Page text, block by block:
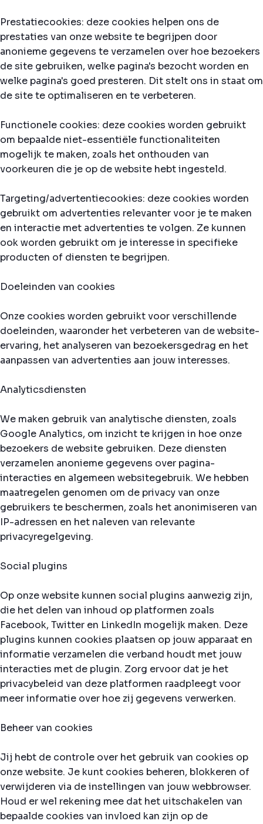
Prestatiecookies: deze cookies helpen ons de
prestaties van onze website te begrijpen door
anonieme gegevens te verzamelen over hoe bezoekers
de site gebruiken, welke pagina's bezocht worden en
welke pagina's goed presteren. Dit stelt ons in staat om
de site te optimaliseren en te verbeteren.
Functionele cookies: deze cookies worden gebruikt
om bepaalde niet-essentiële functionaliteiten
mogelijk te maken, zoals het onthouden van
voorkeuren die je op de website hebt ingesteld.
Targeting/advertentiecookies: deze cookies worden
gebruikt om advertenties relevanter voor je te maken
en interactie met advertenties te volgen. Ze kunnen
ook worden gebruikt om je interesse in specifieke
producten of diensten te begrijpen.
Doeleinden van cookies
Onze cookies worden gebruikt voor verschillende
doeleinden, waaronder het verbeteren van de website-
ervaring, het analyseren van bezoekersgedrag en het
aanpassen van advertenties aan jouw interesses.
Analyticsdiensten
We maken gebruik van analytische diensten, zoals
Google Analytics, om inzicht te krijgen in hoe onze
bezoekers de website gebruiken. Deze diensten
verzamelen anonieme gegevens over pagina-
interacties en algemeen websitegebruik. We hebben
maatregelen genomen om de privacy van onze
gebruikers te beschermen, zoals het anonimiseren van
IP-adressen en het naleven van relevante
privacyregelgeving.
Social plugins
Op onze website kunnen social plugins aanwezig zijn,
die het delen van inhoud op platformen zoals
Facebook, Twitter en LinkedIn mogelijk maken. Deze
plugins kunnen cookies plaatsen op jouw apparaat en
informatie verzamelen die verband houdt met jouw
interacties met de plugin. Zorg ervoor dat je het
privacybeleid van deze platformen raadpleegt voor
meer informatie over hoe zij gegevens verwerken.
Beheer van cookies
Jij hebt de controle over het gebruik van cookies op
onze website. Je kunt cookies beheren, blokkeren of
verwijderen via de instellingen van jouw webbrowser.
Houd er wel rekening mee dat het uitschakelen van
bepaalde cookies van invloed kan zijn op de